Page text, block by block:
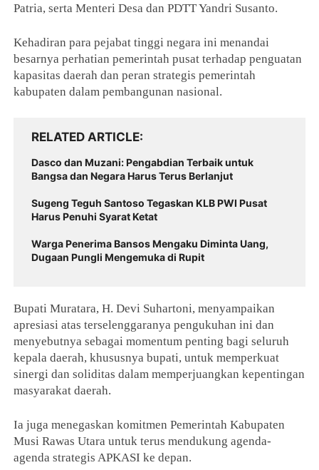
Patria, serta Menteri Desa dan PDTT Yandri Susanto.
Kehadiran para pejabat tinggi negara ini menandai
besarnya perhatian pemerintah pusat terhadap penguatan
kapasitas daerah dan peran strategis pemerintah
kabupaten dalam pembangunan nasional.
RELATED ARTICLE
Dasco dan Muzani: Pengabdian Terbaik untuk
Bangsa dan Negara Harus Terus Berlanjut
Sugeng Teguh Santoso Tegaskan KLB PWI Pusat
Harus Penuhi Syarat Ketat
Warga Penerima Bansos Mengaku Diminta Uang,
Dugaan Pungli Mengemuka di Rupit
Bupati Muratara, H. Devi Suhartoni, menyampaikan
apresiasi atas terselenggaranya pengukuhan ini dan
menyebutnya sebagai momentum penting bagi seluruh
kepala daerah, khususnya bupati, untuk memperkuat
sinergi dan soliditas dalam memperjuangkan kepentingan
masyarakat daerah.
Ia juga menegaskan komitmen Pemerintah Kabupaten
Musi Rawas Utara untuk terus mendukung agenda-
agenda strategis APKASI ke depan.